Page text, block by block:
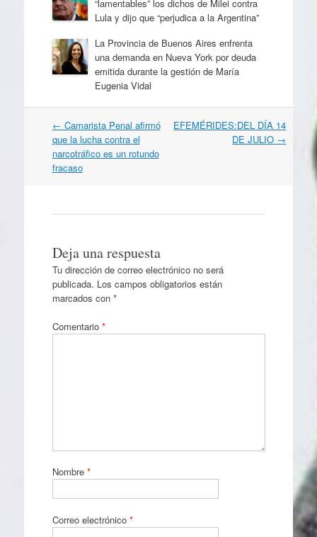
“lamentables” los dichos de Milei contra
Lula y dijo que “perjudica a la Argentina”
La Provincia de Buenos Aires enfrenta
una demanda en Nueva York por deuda
emitida durante la gestión de María
Eugenia Vidal
Navegación
por
artículos
← Camarista Penal afirmó
que la lucha contra el
narcotráfico es un rotundo
fracaso
EFEMÉRIDES:DEL DÍA 14
DE JULIO →
Deja una respuesta
Tu dirección de correo electrónico no será
publicada. Los campos obligatorios están
marcados con *
Comentario *
Nombre *
Correo electrónico *